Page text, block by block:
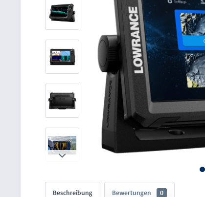
Beschreibung Bewertungen 0